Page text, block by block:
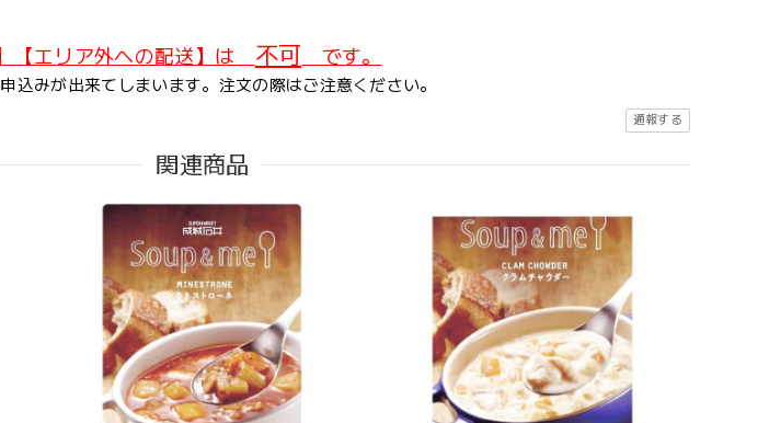
【エリア外への配送】は 不可 です。
込みが出来てしまいます。注文の際はご注意ください。
通報する
関連商品